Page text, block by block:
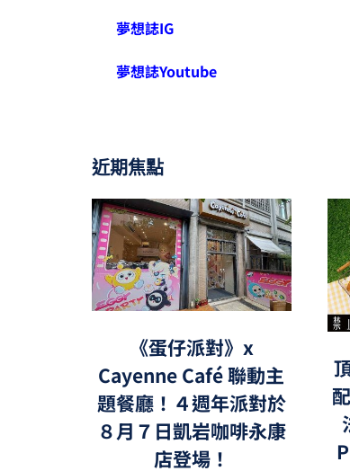
夢想誌IG
夢想誌Youtube
近期焦點
《蛋仔派對》x
Cayenne Café 聯動主
題餐廳！４週年派對於
８月７日凱岩咖啡永康
店登場！